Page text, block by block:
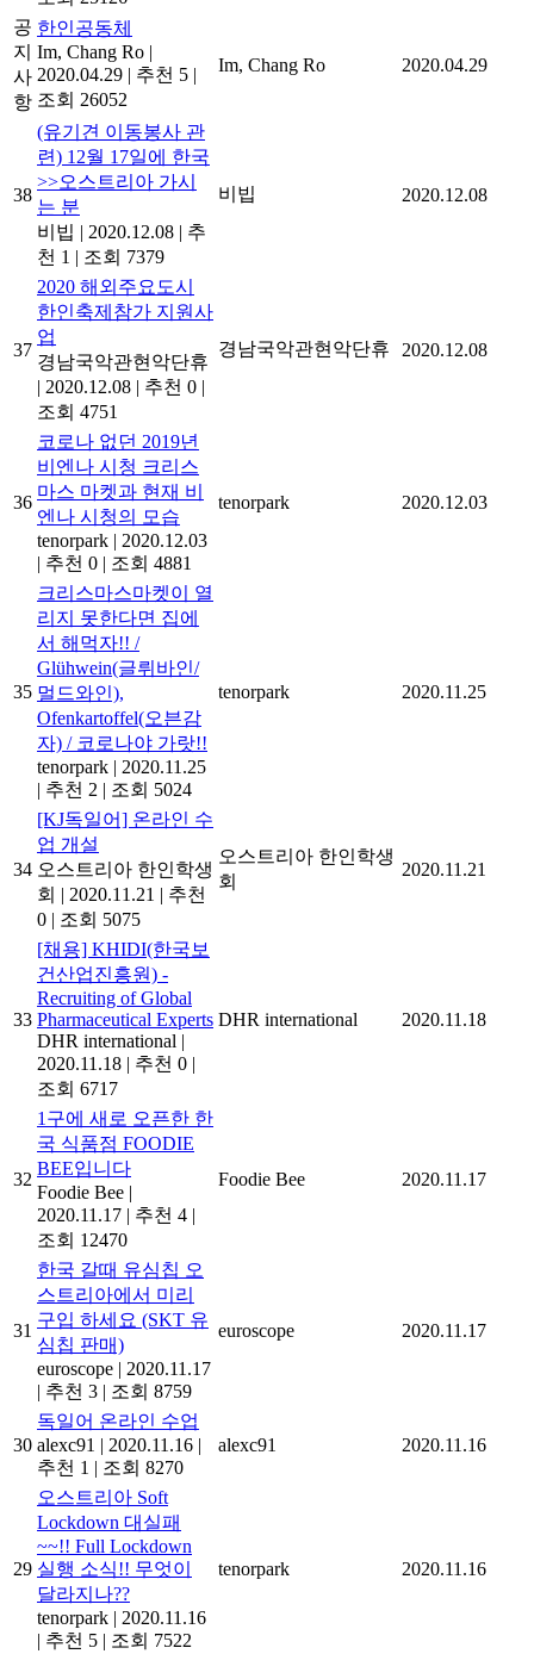
공
지
사
항
한인공동체
Im, Chang Ro |
2020.04.29 | 추천 5 |
조회 26052
Im, Chang Ro 2020.04.29
38
(유기견 이동봉사 관
련) 12월 17일에 한국
>>오스트리아 가시
는 분
비빕 | 2020.12.08 | 추
천 1 | 조회 7379
비빕 2020.12.08
37
2020 해외주요도시
한인축제참가 지원사
업
경남국악관현악단휴
| 2020.12.08 | 추천 0 |
조회 4751
경남국악관현악단휴 2020.12.08
36
코로나 없던 2019년
비엔나 시청 크리스
마스 마켓과 현재 비
엔나 시청의 모습
tenorpark | 2020.12.03
| 추천 0 | 조회 4881
tenorpark 2020.12.03
35
크리스마스마켓이 열
리지 못한다면 집에
서 해먹자!! /
Glühwein(글뤼바인/
멀드와인),
Ofenkartoffel(오븐감
자) / 코로나야 가랏!!
tenorpark | 2020.11.25
| 추천 2 | 조회 5024
tenorpark 2020.11.25
34
[KJ독일어] 온라인 수
업 개설
오스트리아 한인학생
회 | 2020.11.21 | 추천
0 | 조회 5075
오스트리아 한인학생
회
2020.11.21
33
[채용] KHIDI(한국보
건산업진흥원) -
Recruiting of Global
Pharmaceutical Experts
DHR international |
2020.11.18 | 추천 0 |
조회 6717
DHR international 2020.11.18
32
1구에 새로 오픈한 한
국 식품점 FOODIE
BEE입니다
Foodie Bee |
2020.11.17 | 추천 4 |
조회 12470
Foodie Bee 2020.11.17
31
한국 갈때 유심칩 오
스트리아에서 미리
구입 하세요 (SKT 유
심칩 판매)
euroscope | 2020.11.17
| 추천 3 | 조회 8759
euroscope 2020.11.17
30
독일어 온라인 수업
alexc91 | 2020.11.16 |
추천 1 | 조회 8270
alexc91 2020.11.16
29
오스트리아 Soft
Lockdown 대실패
~~!! Full Lockdown
실행 소식!! 무엇이
달라지나??
tenorpark | 2020.11.16
| 추천 5 | 조회 7522
tenorpark 2020.11.16